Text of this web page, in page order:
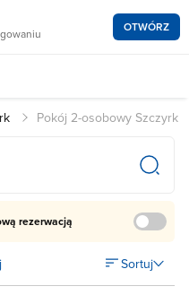
OTWÓRZ
Pokój 2-osobowy Szczyrk
rezerwacją
Sortuj